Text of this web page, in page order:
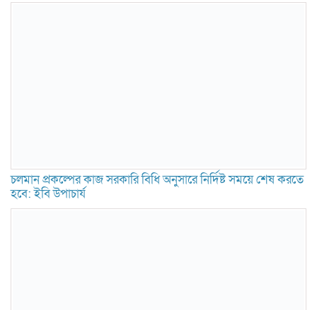
চলমান প্রকল্পের কাজ সরকারি বিধি অনুসারে নির্দিষ্ট সময়ে শেষ করতে
হবে: ইবি উপাচার্য